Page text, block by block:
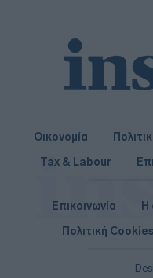
Οικονομία
Tax & Labour
Επικοινωνία Η
Πολιτική Cookies